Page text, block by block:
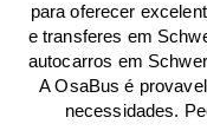
para oferecer
e transferes em
autocarros em
A OsaBus é
necessidades.